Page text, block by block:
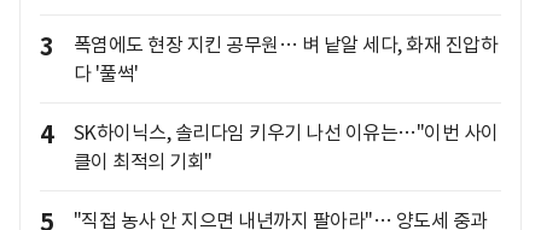
3
폭염에도 현장 지킨 공무원… 벼 낱알 세다, 화재 진압하
다 '풀썩'
4
SK하이닉스, 솔리다임 키우기 나선 이유는…"이번 사이
클이 최적의 기회"
5
"직접 농사 안 지으면 내년까지 팔아라"… 양도세 중과